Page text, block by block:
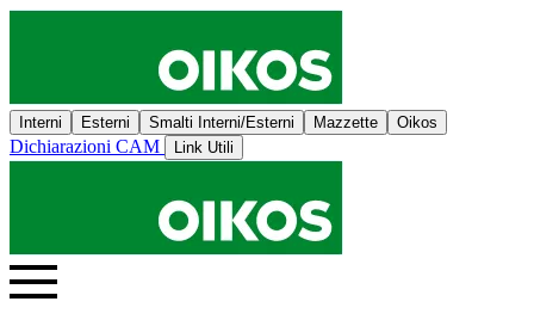
Interni Esterni Smalti Interni/Esterni Mazzette Oikos
Dichiarazioni CAM Link Utili